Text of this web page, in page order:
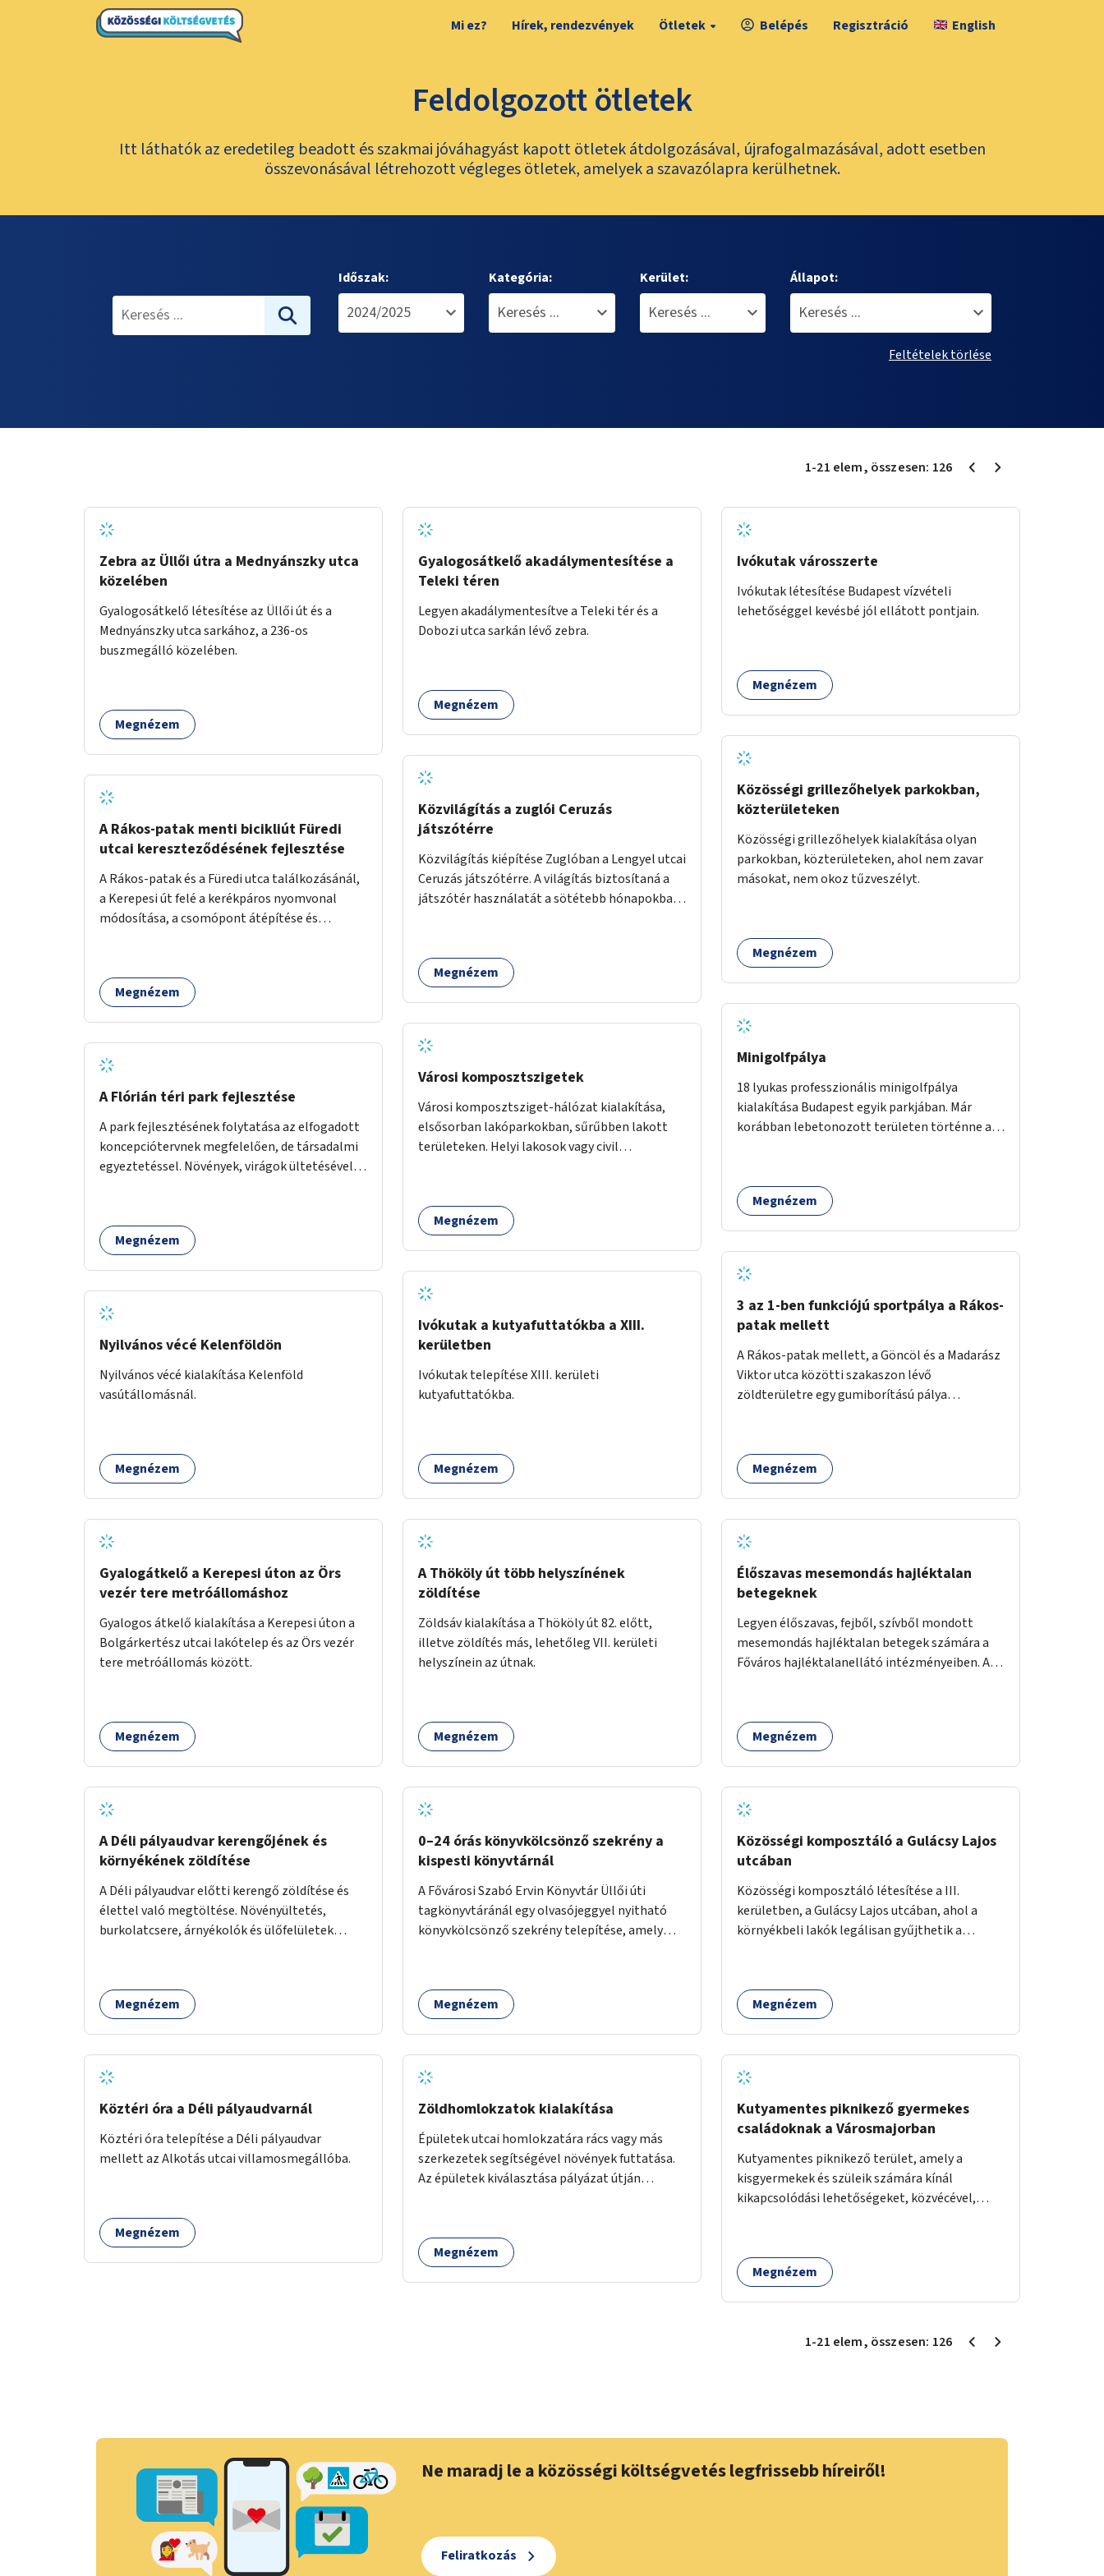
Mi ez? Hírek, rendezvények Ötletek Belépés Regisztráció English
Feldolgozott ötletek
Itt láthatók az eredetileg beadott és szakmai jóváhagyást kapott ötletek átdolgozásával, újrafogalmazásával, adott esetben
összevonásával létrehozott végleges ötletek, amelyek a szavazólapra kerülhetnek.
Időszak: Kategória: Kerület: Állapot:
Feltételek törlése
1-21 elem, összesen: 126
Zebra az Üllői útra a Mednyánszky utca
közelében
Gyalogosátkelő létesítése az Üllői út és a
Mednyánszky utca sarkához, a 236-os
buszmegálló közelében.
Megnézem
A Rákos-patak menti bicikliút Füredi
utcai kereszteződésének fejlesztése
A Rákos-patak és a Füredi utca találkozásánál,
a Kerepesi út felé a kerékpáros nyomvonal
módosítása, a csomópont átépítése és
Megnézem
A Flórián téri park fejlesztése
A park fejlesztésének folytatása az elfogadott
koncepciótervnek megfelelően, de társadalmi
egyeztetéssel. Növények, virágok ültetésével, a
minősége.
Megnézem
Nyilvános vécé Kelenföldön
Nyilvános vécé kialakítása Kelenföld
vasútállomásnál.
Megnézem
Gyalogátkelő a Kerepesi úton az Örs
vezér tere metróállomáshoz
Gyalogos átkelő kialakítása a Kerepesi úton a
Bolgárkertész utcai lakótelep és az Örs vezér
tere metróállomás között.
Megnézem
A Déli pályaudvar kerengőjének és
környékének zöldítése
A Déli pályaudvar előtti kerengő zöldítése és
élettel való megtöltése. Növényültetés,
burkolatcsere, árnyékolók és ülőfelületek
területek zöldfelületekkel való gazdagítása.
Megnézem
Köztéri óra a Déli pályaudvarnál
Köztéri óra telepítése a Déli pályaudvar
mellett az Alkotás utcai villamosmegállóba.
Megnézem
Gyalogosátkelő akadálymentesítése a
Teleki téren
Legyen akadálymentesítve a Teleki tér és a
Dobozi utca sarkán lévő zebra.
Megnézem
Közvilágítás a zuglói Ceruzás
játszótérre
Közvilágítás kiépítése Zuglóban a Lengyel utcai
Ceruzás játszótérre. A világítás biztosítaná a
játszótér használatát a sötétebb hónapokban,
Megnézem
Városi komposztszigetek
Városi komposztsziget-hálózat kialakítása,
elsősorban lakóparkokban, sűrűbben lakott
területeken. Helyi lakosok vagy civil
komposztszigetek helyben történő hosszú
távú fenntartását.
Megnézem
Ivókutak a kutyafuttatókba a XIII.
kerületben
Ivókutak telepítése XIII. kerületi
kutyafuttatókba.
Megnézem
A Thököly út több helyszínének
zöldítése
Zöldsáv kialakítása a Thököly út 82. előtt,
illetve zöldítés más, lehetőleg VII. kerületi
helyszínein az útnak.
Megnézem
0–24 órás könyvkölcsönző szekrény a
kispesti könyvtárnál
A Fővárosi Szabó Ervin Könyvtár Üllői úti
tagkönyvtáránál egy olvasójeggyel nyitható
könyvkölcsönző szekrény telepítése, amely
Megnézem
Zöldhomlokzatok kialakítása
Épületek utcai homlokzatára rács vagy más
szerkezetek segítségével növények futtatása.
Az épületek kiválasztása pályázat útján
Megnézem
Ivókutak városszerte
Ivókutak létesítése Budapest vízvételi
lehetőséggel kevésbé jól ellátott pontjain.
Megnézem
Közösségi grillezőhelyek parkokban,
közterületeken
Közösségi grillezőhelyek kialakítása olyan
parkokban, közterületeken, ahol nem zavar
másokat, nem okoz tűzveszélyt.
Megnézem
Minigolfpálya
18 lyukas professzionális minigolfpálya
kialakítása Budapest egyik parkjában. Már
korábban lebetonozott területen történne a
Megnézem
3 az 1-ben funkciójú sportpálya a Rákos-
patak mellett
A Rákos-patak mellett, a Göncöl és a Madarász
Viktor utca közötti szakaszon lévő
zöldterületre egy gumiborítású pálya
tollaslabdára, illetve lábteniszre is.
Megnézem
Élőszavas mesemondás hajléktalan
betegeknek
Legyen élőszavas, fejből, szívből mondott
mesemondás hajléktalan betegek számára a
Főváros hajléktalanellátó intézményeiben. A
végzettségű emberek végeznék.
Megnézem
Közösségi komposztáló a Gulácsy Lajos
utcában
Közösségi komposztáló létesítése a III.
kerületben, a Gulácsy Lajos utcában, ahol a
környékbeli lakók legálisan gyűjthetik a
lehetőséggel is. A fenntartható működés
érdekében a lakosok számára
létrejön egy helyi fenntartó közösség, amely
vállalja a működtetést és a felügyeletet.
Megnézem
Kutyamentes piknikező gyermekes
családoknak a Városmajorban
Kutyamentes piknikező terület, amely a
kisgyermekek és szüleik számára kínál
kikapcsolódási lehetőségeket, közvécével,
Megnézem
1-21 elem, összesen: 126
Ne maradj le a közösségi költségvetés legfrissebb híreiről!
Feliratkozás